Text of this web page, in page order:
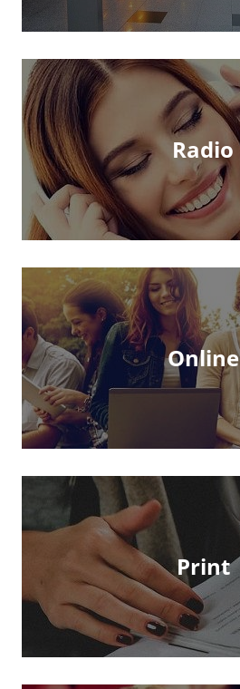
Radio
Online
Print